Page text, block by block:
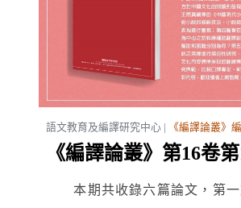
語文教育及編譯研究中心 | 《編譯論叢》
《編譯論叢》第16卷
本期共收錄六篇論文，第一